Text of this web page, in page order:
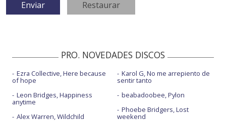
PRO. NOVEDADES DISCOS
Ezra Collective, Here because
of hope
Leon Bridges, Happiness
anytime
Alex Warren, Wildchild
Karol G, No me arrepiento de
sentir tanto
beabadoobee, Pylon
Phoebe Bridgers, Lost
weekend